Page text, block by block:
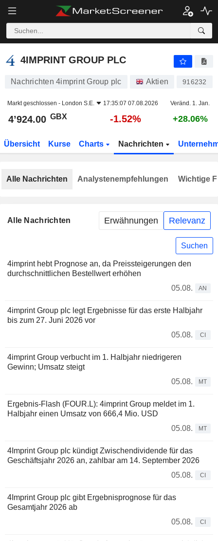
4IMPRINT GROUP PLC
4IMPRINT GROUP PLC
Nachrichten 4imprint Group plc Aktien 916232
Markt geschlossen - London S.E. 17:35:07 07.08.2026 Veränd. 1. Jan.
4’924.00 GBX -1.52% +28.06%
Übersicht Kurse Charts Nachrichten
Alle Nachrichten Erwähnungen Relevanz
Suchen
4imprint hebt Prognose an, da Preissteigerungen den
durchschnittlichen Bestellwert erhöhen
05.08.
AN
4imprint Group plc legt Ergebnisse für das erste Halbjahr
bis zum 27. Juni 2026 vor
05.08.
CI
4imprint Group verbucht im 1. Halbjahr niedrigeren
Gewinn; Umsatz steigt
05.08.
MT
Ergebnis-Flash (FOUR.L): 4imprint Group meldet im 1.
Halbjahr einen Umsatz von 666,4 Mio. USD
05.08.
MT
4Imprint Group plc kündigt Zwischendividende für das
Geschäftsjahr 2026 an, zahlbar am 14. September 2026
05.08.
CI
4Imprint Group plc gibt Ergebnisprognose für das
Gesamtjahr 2026 ab
05.08.
CI
Alle Nachrichten Analystenempfehlungen Wichtige